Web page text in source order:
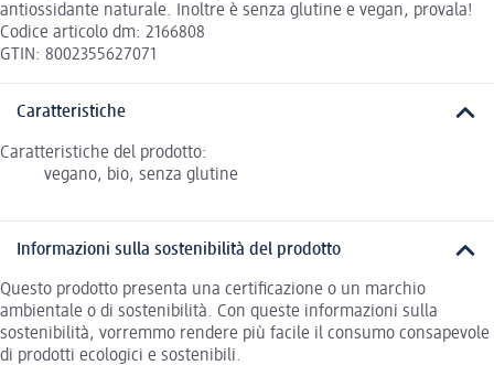
antiossidante naturale. Inoltre è senza glutine e vegan, provala!
Codice articolo dm: 2166808
GTIN: 8002355627071
Caratteristiche
Caratteristiche del prodotto:
vegano, bio, senza glutine
Informazioni sulla sostenibilità del prodotto
Questo prodotto presenta una certificazione o un marchio
ambientale o di sostenibilità. Con queste informazioni sulla
sostenibilità, vorremmo rendere più facile il consumo consapevole
di prodotti ecologici e sostenibili.